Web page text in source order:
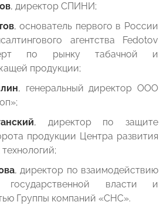
, директор СПИНИ;
, основатель первого в России
агентства Fedotov
по рынку табачной и
продукции;
, генеральный директор ООО
, директор по защите
продукции Центра развития
, директор по взаимодействию
власти и
Группы компаний «СНС».